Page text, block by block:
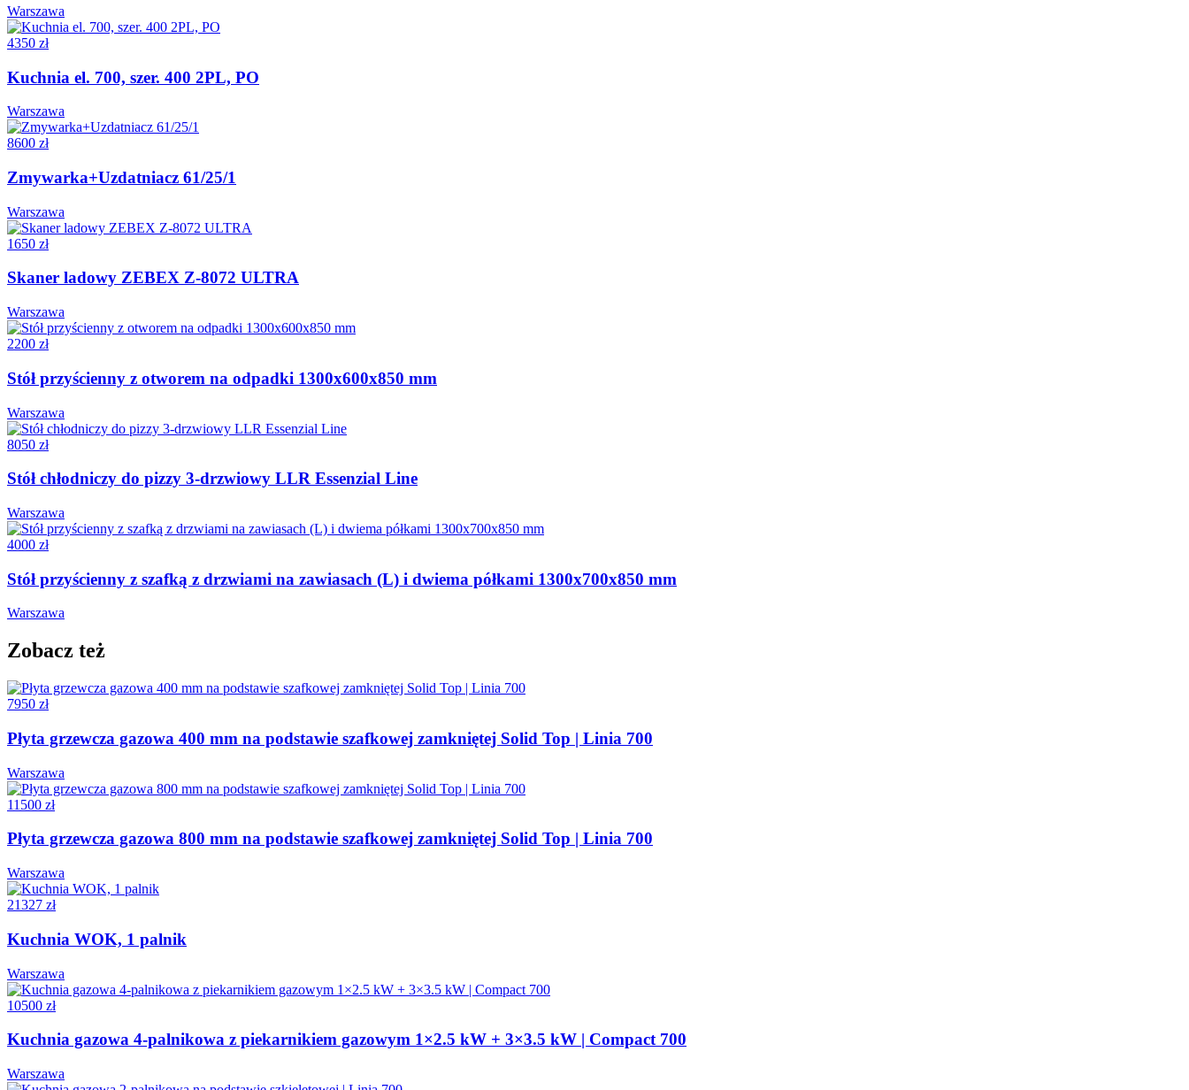
Warszawa
4350 zł
Kuchnia el. 700, szer. 400 2PL, PO
Warszawa
8600 zł
Zmywarka+Uzdatniacz 61/25/1
Warszawa
1650 zł
Skaner ladowy ZEBEX Z-8072 ULTRA
Warszawa
2200 zł
Stół przyścienny z otworem na odpadki 1300x600x850 mm
Warszawa
8050 zł
Stół chłodniczy do pizzy 3-drzwiowy LLR Essenzial Line
Warszawa
4000 zł
Stół przyścienny z szafką z drzwiami na zawiasach (L) i dwiema półkami 1300x700x850 mm
Warszawa
Zobacz też
7950 zł
Płyta grzewcza gazowa 400 mm na podstawie szafkowej zamkniętej Solid Top | Linia 700
Warszawa
11500 zł
Płyta grzewcza gazowa 800 mm na podstawie szafkowej zamkniętej Solid Top | Linia 700
Warszawa
21327 zł
Kuchnia WOK, 1 palnik
Warszawa
10500 zł
Kuchnia gazowa 4-palnikowa z piekarnikiem gazowym 1×2.5 kW + 3×3.5 kW | Compact 700
Warszawa